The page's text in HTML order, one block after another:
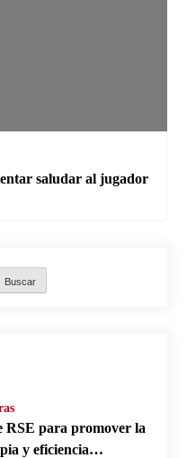
saludar al jugador
Buscar
RSE para promover la
y eficiencia